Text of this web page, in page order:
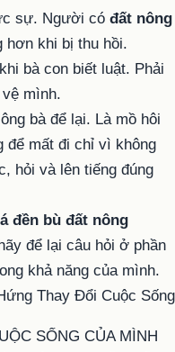
sự. Người có đất nông
hơn khi bị thu hồi.
bà con biết luật. Phải
mình.
bà để lại. Là mồ hôi
mất đi chỉ vì không
hỏi và lên tiếng đúng
đền bù đất nông
để lại câu hỏi ở phần
khả năng của mình.
SỐNG CỦA MÌNH